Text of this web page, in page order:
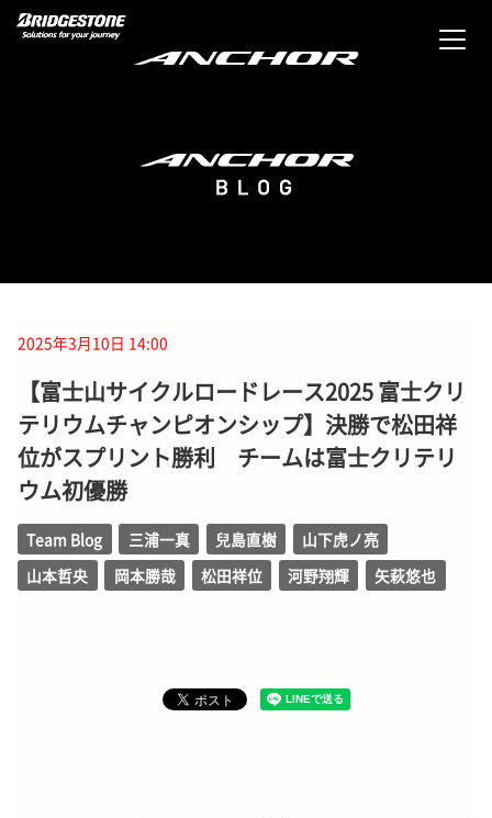
2025年3月10日 14:00
【富士山サイクルロードレース2025 富士クリ
テリウムチャンピオンシップ】決勝で松田祥
位がスプリント勝利 チームは富士クリテリ
ウム初優勝
Team Blog 三浦一真 兒島直樹
山下虎ノ亮
山本哲央
岡本勝哉 松田祥位 河野翔輝 矢萩悠也